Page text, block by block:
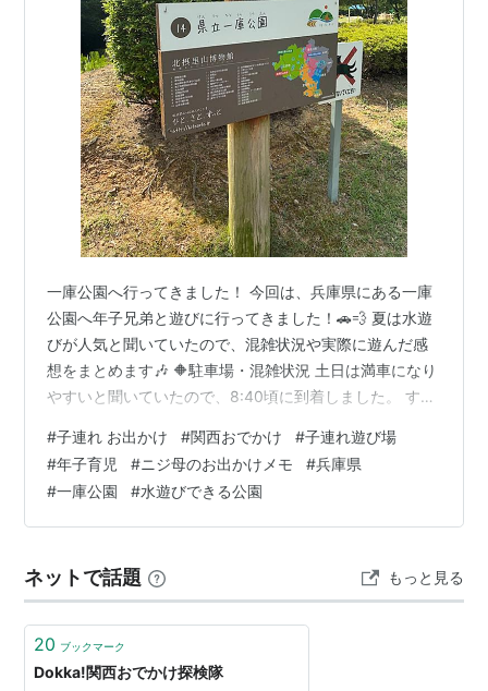
一庫公園へ行ってきました！ 今回は、兵庫県にある一庫
公園へ年子兄弟と遊びに行ってきました！🚗💨 夏は水遊
びが人気と聞いていたので、混雑状況や実際に遊んだ感
想をまとめます🎶 🔶駐車場・混雑状況 土日は満車になり
やすいと聞いていたので、8:40頃に到着しました。 すで
う印象。 8:55頃から列が動き始め、丘の駐車場へ。 この
日は駐車料金500円でした。 (普段は無料、土日や連休な
どは有料な日もある) 丘の駐車場は「森の遊び場」と「丘
の流れ（水遊び）」に近いです‼️ 9:10頃には駐車場もか
おすすめ…
#子連れ お出かけ #関西おでかけ #子連れ遊び場
#年子育児 #ニジ母のお出かけメモ #兵庫県
#一庫公園 #水遊びできる公園
ネットで話題 もっと見る
20 ブックマーク
Dokka!関西おでかけ探検隊